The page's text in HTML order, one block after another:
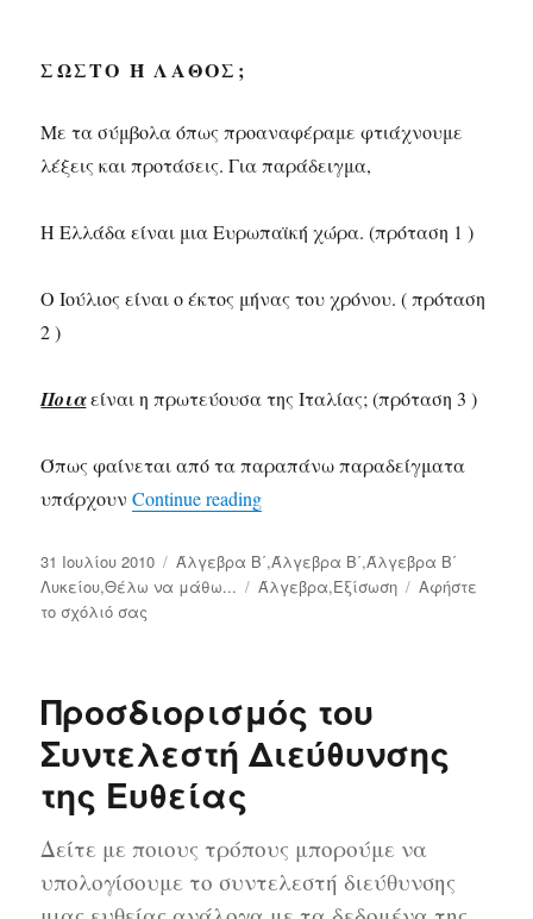
ΣΩΣΤΌ Ή ΛΆΘΟΣ;
Με τα σύμβολα όπως προαναφέραμε φτιάχνουμε
λέξεις και προτάσεις. Για παράδειγμα,
Η Ελλάδα είναι μια Ευρωπαϊκή χώρα. (πρόταση 1 )
Ο Ιούλιος είναι ο έκτος μήνας του χρόνου. ( πρόταση
2 )
Ποιαείναι η πρωτεύουσα της Ιταλίας; (πρόταση 3 )
Όπως φαίνεται από τα παραπάνω παραδείγματα
υπάρχουνContinue reading
Δημοσιεύτηκε
την
31 Ιουλίου 2010 Κατηγορίες
Άλγεβρα Β΄,Άλγεβρα Β΄,Άλγεβρα Β΄
Λυκείου,Θέλω να μάθω... Ετικέτες
Άλγεβρα,Εξίσωση
Αφήστε
το σχόλιό σας
τι
είναι
η
εξίσωση
Προσδιορισμός του
Συντελεστή Διεύθυνσης
της Ευθείας
Δείτε με ποιους τρόπους μπορούμε να
υπολογίσουμε το συντελεστή διεύθυνσης